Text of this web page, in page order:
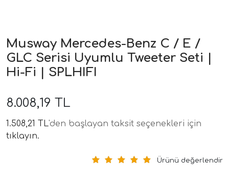
Musway Mercedes-Benz C / E /
GLC Serisi Uyumlu Tweeter Seti |
Hi-Fi | SPLHIFI
8.008,19 TL
1.508,21 TL'den başlayan taksit seçenekleri için
tıklayın.
Ürünü değerlendir